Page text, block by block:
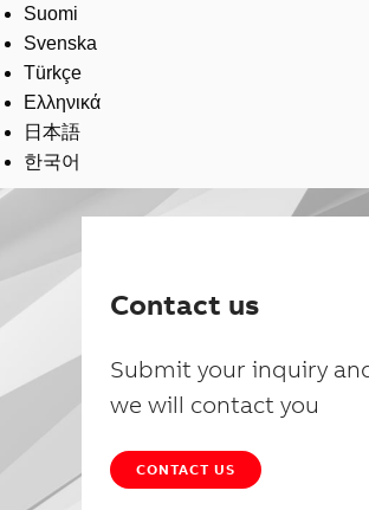
Suomi
Svenska
Türkçe
Ελληνικά
日本語
한국어
Contact us
Submit your inquiry
we will contact you
CONTACT US